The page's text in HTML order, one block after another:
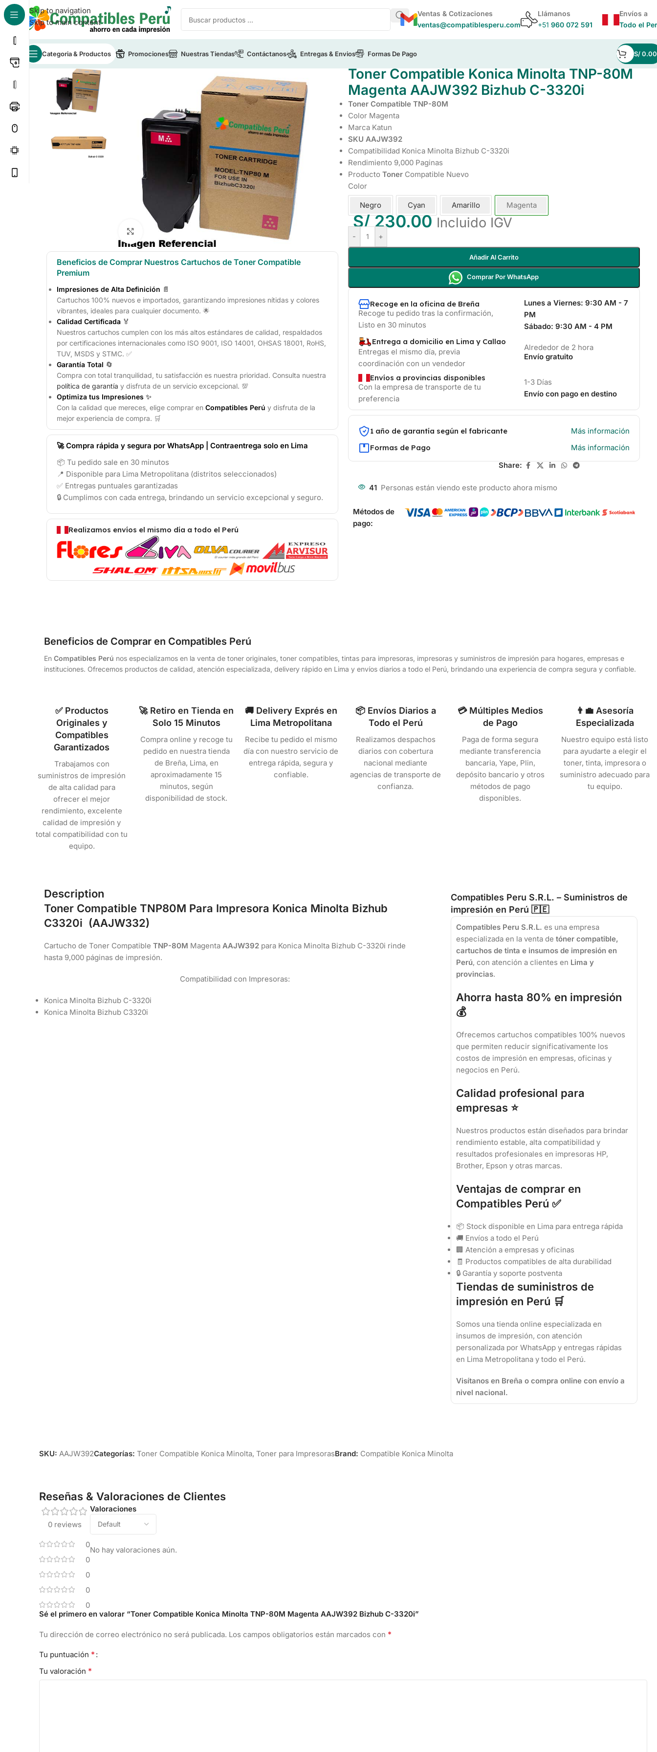
Skip to navigation
Skip to main content
Ventas & Cotizaciones
ventas@compatiblesperu.com
Llámanos
+51 960 072 591
Envíos a
Todo el
Categoria & Productos Promociones Nuestras Tiendas Contáctanos Entregas & Envios Formas De Pago S/0.00
Inicio/Toner para Impresoras
Click to enlarge
Beneficios de Comprar Nuestros Cartuchos de Toner Compatible
Premium
Impresiones de Alta Definición 📄
Cartuchos 100% nuevos e importados, garantizando impresiones nítidas y colores
vibrantes, ideales para cualquier documento. 🌟
Calidad Certificada 🏅
Nuestros cartuchos cumplen con los más altos estándares de calidad, respaldados
por certificaciones internacionales como ISO 9001, ISO 14001, OHSAS 18001, RoHS,
TUV, MSDS y STMC. ✅
Garantía Total 🔄
Compra con total tranquilidad, tu satisfacción es nuestra prioridad. Consulta nuestra
política de garantía y disfruta de un servicio excepcional. 💯
Optimiza tus Impresiones ✨
Con la calidad que mereces, elige comprar en Compatibles Perú y disfruta de la
mejor experiencia de compra. 🛒
🚀 Compra rápida y segura por WhatsApp | Contraentrega solo en Lima
📦 Tu pedido sale en 30 minutos
📍 Disponible para Lima Metropolitana (distritos seleccionados)
✅ Entregas puntuales garantizadas
🔒 Cumplimos con cada entrega, brindando un servicio excepcional y seguro.
Realizamos envíos el mismo día a todo el Perú
Toner Compatible Konica Minolta TNP-80M
Magenta AAJW392 Bizhub C-3320i
Toner Compatible TNP-80M
Color Magenta
Marca Katun
SKU AAJW392
Compatibilidad Konica Minolta Bizhub C-3320i
Rendimiento 9,000 Paginas
Producto TonerCompatible Nuevo
Color
Negro Cyan Amarillo Magenta
S/230.00 Incluido IGV
- +
Añadir Al Carrito
Comprar Por WhatsApp
Recoge en la oficina de Breña
Recoge tu pedido tras la confirmación,
Listo en 30 minutos
Lunes a Viernes: 9:30 AM - 7
PM
Sábado: 9:30 AM - 4 PM
Entrega a domicilio en Lima y Callao
Entregas el mismo día, previa
coordinación con un vendedor
Alrededor de 2 hora
Envío gratuito
Envíos a provincias disponibles
Con la empresa de transporte de tu
preferencia
1-3 Días
Envío con pago en destino
1 año de garantía según el fabricante
Más información
Formas de Pago
Más información
Share:
41 Personas están viendo este producto ahora mismo
Métodos de
pago:
Beneficios de Comprar en Compatibles Perú
En Compatibles Perú nos especializamos en la venta de toner originales, toner compatibles, tintas para impresoras, impresoras y suministros de impresión para hogares, empresas e
instituciones. Ofrecemos productos de calidad, atención especializada, delivery rápido en Lima y envíos diarios a todo el Perú, brindando una experiencia de compra segura y confiable.
✅ Productos
Originales y
Compatibles
Garantizados
Trabajamos con
suministros de impresión
de alta calidad para
ofrecer el mejor
rendimiento, excelente
calidad de impresión y
total compatibilidad con tu
equipo.
🚀 Retiro en Tienda en
Solo 15 Minutos
Compra online y recoge tu
pedido en nuestra tienda
de Breña, Lima, en
aproximadamente 15
minutos, según
disponibilidad de stock.
🚚 Delivery Exprés en
Lima Metropolitana
Recibe tu pedido el mismo
día con nuestro servicio de
entrega rápida, segura y
confiable.
📦 Envíos Diarios a
Todo el Perú
Realizamos despachos
diarios con cobertura
nacional mediante
agencias de transporte de
confianza.
💳 Múltiples Medios
de Pago
Paga de forma segura
mediante transferencia
bancaria, Yape, Plin,
depósito bancario y otros
métodos de pago
disponibles.
👨‍💼 Asesoría
Especializada
Nuestro equipo está listo
para ayudarte a elegir el
toner, tinta, impresora o
suministro adecuado para
tu equipo.
Description
Toner Compatible TNP80M Para Impresora Konica Minolta Bizhub
C3320i (AAJW332)
Cartucho de Toner Compatible TNP-80M Magenta AAJW392 para Konica Minolta Bizhub C-3320i rinde
hasta 9,000 páginas de impresión.
Compatibilidad con Impresoras:
Konica Minolta Bizhub C-3320i
Konica Minolta Bizhub C3320i
Compatibles Peru S.R.L. – Suministros de
impresión en Perú 🇵🇪
Compatibles Peru S.R.L. es una empresa
especializada en la venta de tóner compatible,
cartuchos de tinta e insumos de impresión en
Perú, con atención a clientes en Lima y
provincias.
Ahorra hasta 80% en impresión
💰
Ofrecemos cartuchos compatibles 100% nuevos
que permiten reducir significativamente los
costos de impresión en empresas, oficinas y
negocios en Perú.
Calidad profesional para
empresas ⭐
Nuestros productos están diseñados para brindar
rendimiento estable, alta compatibilidad y
resultados profesionales en impresoras HP,
Brother, Epson y otras marcas.
Ventajas de comprar en
Compatibles Perú ✅
📦 Stock disponible en Lima para entrega rápida
🚚 Envíos a todo el Perú
🏢 Atención a empresas y oficinas
🧾 Productos compatibles de alta durabilidad
🔒 Garantía y soporte postventa
Tiendas de suministros de
impresión en Perú 🛒
Somos una tienda online especializada en
insumos de impresión, con atención
personalizada por WhatsApp y entregas rápidas
en Lima Metropolitana y todo el Perú.
Visítanos en Breña o compra online con envío a
nivel nacional.
SKU: AAJW392Categorías: Toner Compatible Konica Minolta, Toner para ImpresorasBrand: Compatible Konica Minolta
Reseñas & Valoraciones de Clientes
0 reviews
0
0
0
0
0
Valoraciones
No hay valoraciones aún.
Sé el primero en valorar “Toner Compatible Konica Minolta TNP-80M Magenta AAJW392 Bizhub C-3320i”
Tu dirección de correo electrónico no será publicada. Los campos obligatorios están marcados con *
Tu puntuación *
Tu valoración *